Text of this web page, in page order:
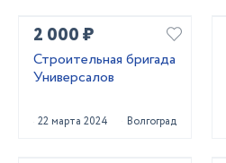
2 000 ₽
Строительная бригада
Универсалов
22 марта 2024 Волгоград